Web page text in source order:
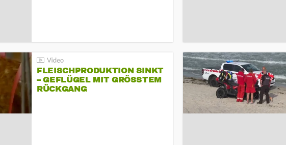
FLEISCHPRODUKTION SINKT
– GEFLÜGEL MIT GRÖSSTEM R
ÜCKGANG